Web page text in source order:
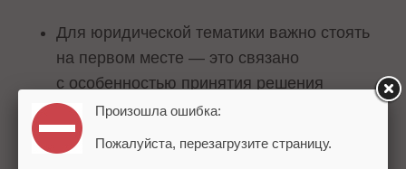
Для юридической тематики важно стоять
на первом месте — это связано
с особенностью принятия решения
покупателем.
Для банковских продуктов, например
ипотека, позиция не имеет значения.
Произошла ошибка:
Пожалуйста, перезагрузите страницу.